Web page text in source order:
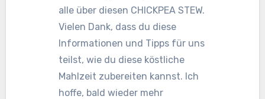
alle über diesen CHICKPEA STEW.
Vielen Dank, dass du diese
Informationen und Tipps für uns
teilst, wie du diese köstliche
Mahlzeit zubereiten kannst. Ich
hoffe, bald wieder mehr